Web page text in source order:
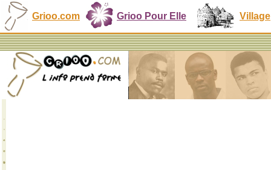
Grioo.com Grioo Pour Elle Village